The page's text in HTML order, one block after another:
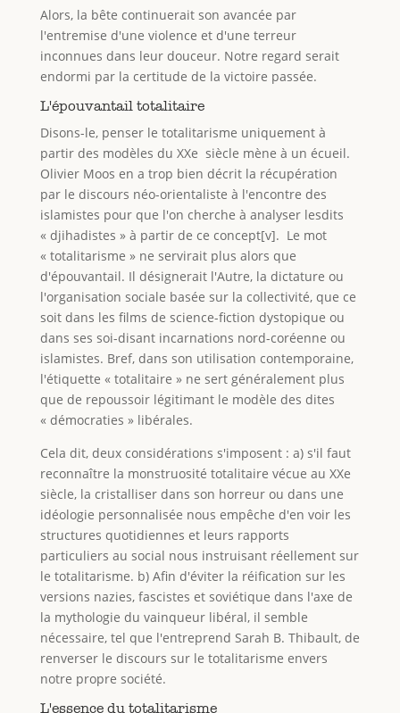
Alors, la bête continuerait son avancée par
l'entremise d'une violence et d'une terreur
inconnues dans leur douceur. Notre regard serait
endormi par la certitude de la victoire passée.
L'épouvantail totalitaire
Disons-le, penser le totalitarisme uniquement à
partir des modèles du XXe siècle mène à un écueil.
Olivier Moos en a trop bien décrit la récupération
par le discours néo-orientaliste à l'encontre des
islamistes pour que l'on cherche à analyser lesdits
« djihadistes » à partir de ce concept[v]. Le mot
« totalitarisme » ne servirait plus alors que
d'épouvantail. Il désignerait l'Autre, la dictature ou
l'organisation sociale basée sur la collectivité, que ce
soit dans les films de science-fiction dystopique ou
dans ses soi-disant incarnations nord-coréenne ou
islamistes. Bref, dans son utilisation contemporaine,
l'étiquette « totalitaire » ne sert généralement plus
que de repoussoir légitimant le modèle des dites
« démocraties » libérales.
Cela dit, deux considérations s'imposent : a) s'il faut
reconnaître la monstruosité totalitaire vécue au XXe
siècle, la cristalliser dans son horreur ou dans une
idéologie personnalisée nous empêche d'en voir les
structures quotidiennes et leurs rapports
particuliers au social nous instruisant réellement sur
le totalitarisme. b) Afin d'éviter la réification sur les
versions nazies, fascistes et soviétique dans l'axe de
la mythologie du vainqueur libéral, il semble
nécessaire, tel que l'entreprend Sarah B. Thibault, de
renverser le discours sur le totalitarisme envers
notre propre société.
L'essence du totalitarisme